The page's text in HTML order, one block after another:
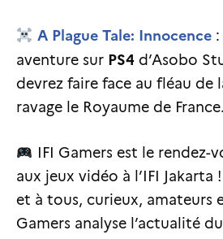
A Plague Tale: Innocence
aventure sur PS4 d’Asobo
devrez faire face au fléau de
ravage le Royaume de
IFI Gamers est le rendez-
aux jeux vidéo à l’IFI
et à tous, curieux, amateurs
Gamers analyse l’actualité